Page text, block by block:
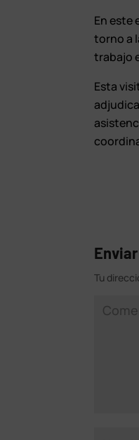
En este
torno a
trabajo
Esta
Tu